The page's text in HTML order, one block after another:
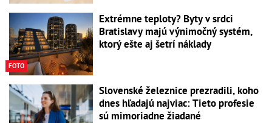
FOTO
Extrémne teploty? Byty v srdci
Bratislavy majú výnimočný systém,
ktorý ešte aj šetrí náklady
Slovenské železnice prezradili, koho
dnes hľadajú najviac: Tieto profesie
sú mimoriadne žiadané